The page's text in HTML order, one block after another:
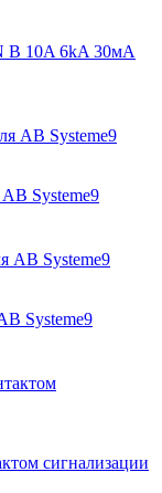
B 10A 6kA 30мА
АВ Systeme9
Systeme9
сигнализации